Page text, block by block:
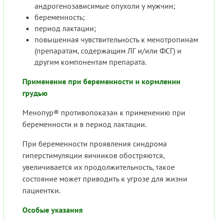
андрогенозависимые опухоли у мужчин;
беременность;
период лактации;
повышенная чувствительность к менотропинам
(препаратам, содержащим ЛГ и/или ФСГ) и
другим компонентам препарата.
Применение при беременности и кормлении
грудью
Менопур® противопоказан к применению при
беременности и в период лактации.
При беременности проявления синдрома
гиперстимуляции яичников обостряются,
увеличивается их продолжительность, такое
состояние может приводить к угрозе для жизни
пациентки.
Особые указания